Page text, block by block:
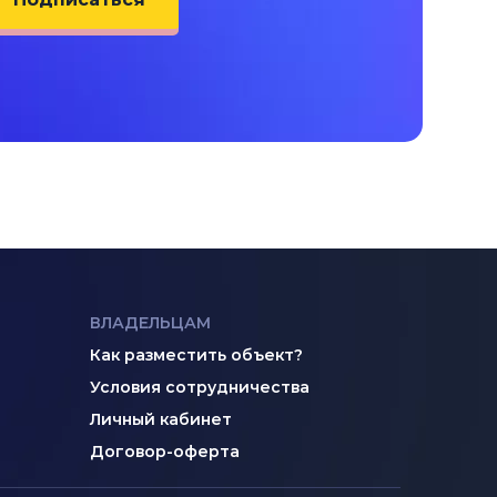
ВЛАДЕЛЬЦАМ
Как разместить объект?
Условия сотрудничества
Личный кабинет
Договор-оферта